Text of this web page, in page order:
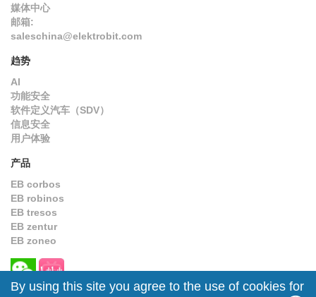
By using this site you agree to the use of cookies for
媒体中心
邮箱:
saleschina@elektrobit.com
趋势
AI
功能安全
软件定义汽车（SDV）
信息安全
用户体验
产品
EB corbos
EB robinos
EB tresos
EB zentur
EB zoneo